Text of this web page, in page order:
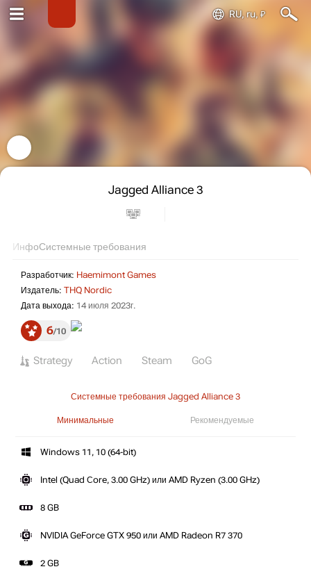
RU, ru, ₽
Jagged Alliance 3
ИнфоСистемные требования
Разработчик: Haemimont Games
Издатель: THQ Nordic
Дата выхода: 14 июля 2023г.
6 10
Strategy Action Steam GoG
Системные требования Jagged Alliance 3
Минимальные Рекомендуемые
Windows 11, 10 (64-bit)
Intel (Quad Сore, 3.00 GHz) или AMD Ryzen (3.00 GHz)
8 GB
NVIDIA GeForce GTX 950 или AMD Radeon R7 370
2 GB